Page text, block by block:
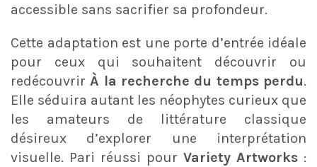
accessible sans sacrifier sa profondeur.
Cette adaptation est une porte d’entrée idéale
pour ceux qui souhaitent découvrir ou
redécouvrirÀ la recherche du temps perdu.
Elle séduira autant les néophytes curieux que
les amateurs de littérature classique
désireux d’explorer une interprétation
visuelle. Pari réussi pour Variety Artworks :